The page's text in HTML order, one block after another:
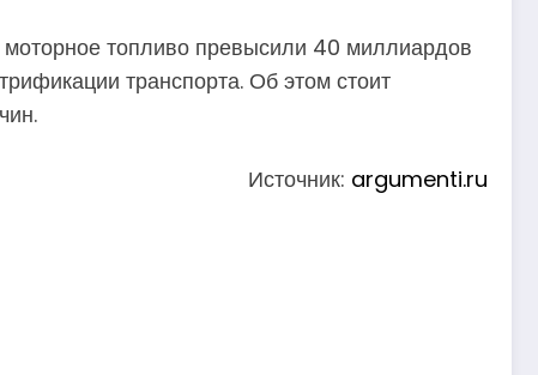
моторное топливо превысили 40 миллиардов
транспорта. Об этом стоит
Источник: argumenti.ru